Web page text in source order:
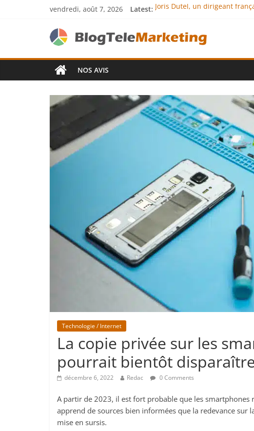
vendredi, août 7, 2026 Latest: Joris Dutel, un dirigeant
JCA Academy : l’excellence
Denis Bouclon : la diplomatie
NOS AVIS
Technologie / Internet
La copie privée sur les
pourrait bientôt
décembre 6, 2022 Redac 0 Comments
A partir de 2023, il est fort probable que les
apprend de sources bien informées que la redevance sur
mise en sursis.